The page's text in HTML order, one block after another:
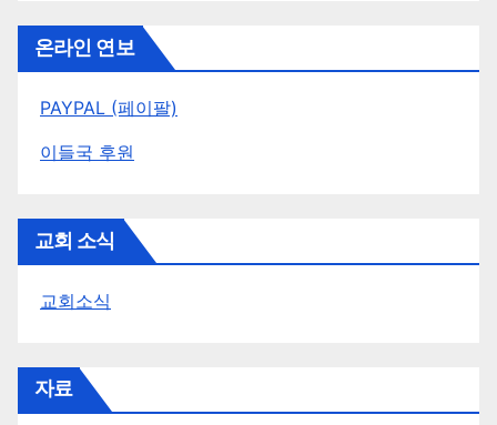
온라인 연보
PAYPAL (페이팔)
이들국 후원
교회 소식
교회소식
자료